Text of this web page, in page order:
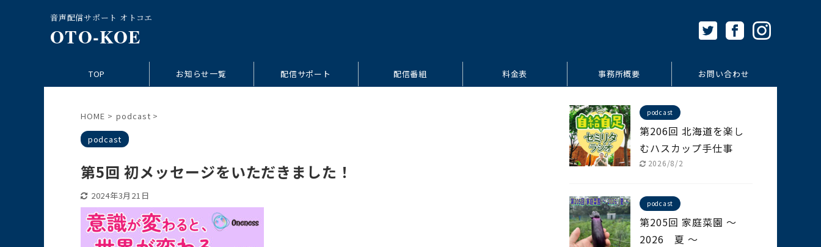
音声配信サポート オトコエ
OTO-KOE
TOP お知らせ一覧 配信サポート 配信番組 料金表 事務所概要 お問い合わせ
HOME > podcast >
podcast
第5回 初メッセージをいただきました！
2024年3月21日
podcast
第206回 北海道を楽し
むハスカップ手仕事
2026/8/2
podcast
第205回 家庭菜園 ～
2026 夏 ～